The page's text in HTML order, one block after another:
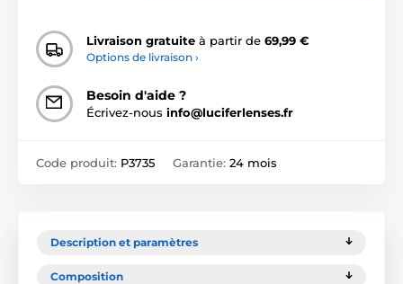
Livraison gratuite à partir de 69,99 €
Options de livraison ›
Besoin d'aide ?
Écrivez-nous info@luciferlenses.fr
Code produit: P3735 Garantie: 24 mois
Description et paramètres
Composition